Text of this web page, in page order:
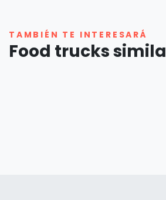
TAMBIÉN TE INTERESARÁ
Food trucks